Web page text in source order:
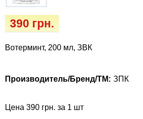
390 грн.
Вотерминт, 200 мл, ЗВК
Производитель/Бренд/ТМ: ЗПК
Цена 390 грн. за 1 шт
Ласощі та корма
Vet Diet Canine Wet – ветеринарные
для собак
Лежаки, домики, охлаждая коврики
Миски, автокормушки, поилки